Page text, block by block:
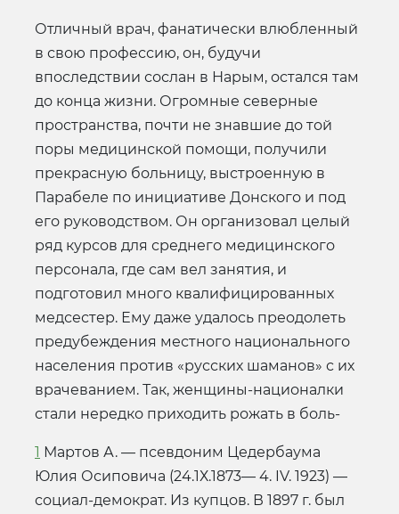
Отличный врач, фанатически влюбленный
в свою профессию, он, будучи
впоследствии сослан в Нарым, остался там
до конца жизни. Огромные северные
пространства, почти не знавшие до той
поры медицинской помощи, получили
прекрасную больницу, выстроенную в
Парабеле по инициативе Донского и под
его руководством. Он организовал целый
ряд курсов для среднего медицинского
персонала, где сам вел занятия, и
подготовил много квалифицированных
медсестер. Ему даже удалось преодолеть
предубеждения местного национального
населения против «русских шаманов» с их
врачеванием. Так, женщины-националки
стали нередко приходить рожать в боль-
1 Мартов А. — псевдоним Цедербаума
Юлия Осиповича (24.1Х.1873— 4. IV. 1923) —
социал-демократ. Из купцов. В 1897 г. был